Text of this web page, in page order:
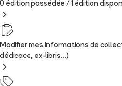
0 édition possédée / 1 édition
Modifier mes informations de
dédicace, ex-libris...)